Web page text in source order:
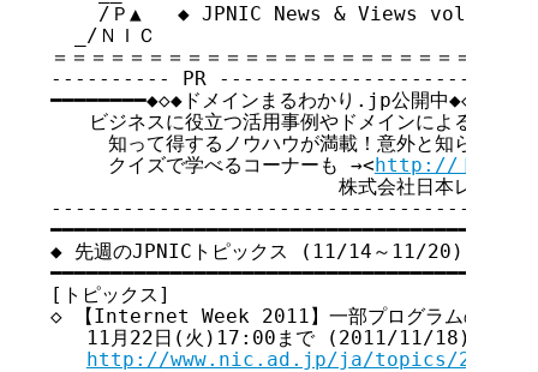
/Ｐ▲   ◆ JPNIC News & Views vol.909【
  _/ＮＩＣ
＝＝＝＝＝＝＝＝＝＝＝＝＝＝＝＝＝＝＝＝＝＝＝＝
---------- PR
━━━━━━━━◆◇◆ドメインまるわかり.jp公開中
ビジネスに役立つ活用事例やドメインによる企
知って得するノウハウが満載！意外と知らない
クイズで学べるコーナーも →<http://ドメイン
株式会社日本レジストリサービ
━━━━━━━━━━━━━━━━━━━━━━━━━━━━━━━━━━━
◆ 先週のJPNICトピックス (11/14～11/20)
━━━━━━━━━━━━━━━━━━━━━━━━━━━━━━━━━━━
[トピックス]
◇ 【Internet Week 2011】一部プログラムの事前登
   11月22日(火)17:00まで (2011/11/18)
http://www.nic.ad.jp/ja/topics/2011/